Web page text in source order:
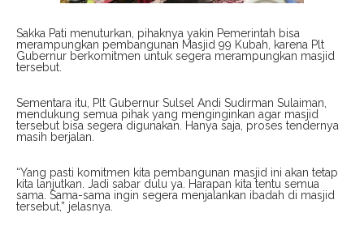
Sakka Pati menuturkan, pihaknya yakin Pemerintah bisa
merampungkan pembangunan Masjid 99 Kubah, karena Plt
Gubernur berkomitmen untuk segera merampungkan masjid
tersebut.
Sementara itu, Plt Gubernur Sulsel Andi Sudirman Sulaiman,
mendukung semua pihak yang menginginkan agar masjid
tersebut bisa segera digunakan. Hanya saja, proses tendernya
masih berjalan.
“Yang pasti komitmen kita pembangunan masjid ini akan tetap
kita lanjutkan. Jadi sabar dulu ya. Harapan kita tentu semua
sama. Sama-sama ingin segera menjalankan ibadah di masjid
tersebut,” jelasnya.